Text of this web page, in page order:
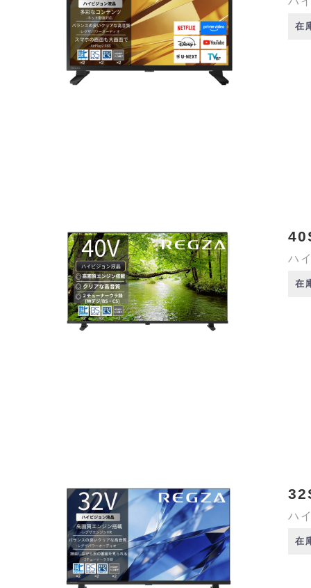
在
ハ
在
ハ
在